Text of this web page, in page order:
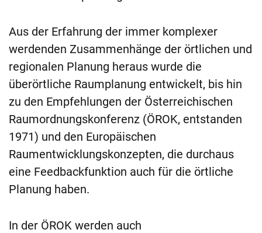
Aus der Erfahrung der immer komplexer
werdenden Zusammenhänge der örtlichen und
regionalen Planung heraus wurde die
überörtliche Raumplanung entwickelt, bis hin
zu den Empfehlungen der Österreichischen
Raumordnungskonferenz (ÖROK, entstanden
1971) und den Europäischen
Raumentwicklungskonzepten, die durchaus
eine Feedbackfunktion auch für die örtliche
Planung haben.
In der ÖROK werden auch